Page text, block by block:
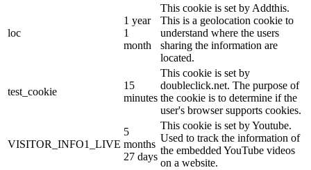
loc
1 year
1
month
This cookie is set by Addthis.
This is a geolocation cookie to
understand where the users
sharing the information are
located.
test_cookie
15
minutes
This cookie is set by
doubleclick.net. The purpose of
the cookie is to determine if the
user's browser supports cookies.
VISITOR_INFO1_LIVE
5
months
27 days
This cookie is set by Youtube.
Used to track the information of
the embedded YouTube videos
on a website.